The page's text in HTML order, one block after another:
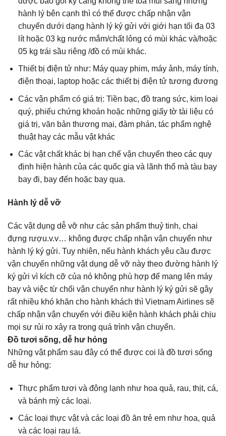
hành lý bên cạnh thì có thể được chấp nhận vận
chuyển dưới dạng hành lý ký gửi với giới hạn tối đa 03
lít hoặc 03 kg nước mắm/chất lỏng có mùi khác và/hoặc
05 kg trái sầu riêng /đồ có mùi khác.
Thiết bị điện tử như: Máy quay phim, máy ảnh, máy tính,
điện thoại, laptop hoặc các thiết bị điện tử tương đương
Các vận phẩm có giá trị: Tiền bạc, đồ trang sức, kim loại
quý, phiếu chứng khoán hoặc những giấy tờ tài liệu có
giá trị, văn bản thương mại, đàm phán, tác phẩm nghệ
thuật hay các mẫu vật khác
Các vật chất khác bị hạn chế vận chuyển theo các quy
định hiện hành của các quốc gia và lãnh thổ mà tàu bay
bay đi, bay đến hoặc bay qua.
Hành lý dễ vỡ
Các vật dụng dễ vỡ như các sản phẩm thuỷ tinh, chai
đựng rượu.v.v… không được chấp nhận vận chuyển như
hành lý ký gửi. Tuy nhiên, nếu hành khách yêu cầu được
vận chuyển những vật dụng dễ vỡ này theo đường hành lý
ký gửi vì kích cỡ của nó không phù hợp để mang lên máy
bay và việc từ chối vận chuyển như hành lý ký gửi sẽ gây
rất nhiều khó khăn cho hành khách thì Vietnam Airlines sẽ
chấp nhận vận chuyển với điều kiện hành khách phải chịu
mọi sự rủi ro xảy ra trong quá trình vận chuyển.
Đồ tươi sống, dễ hư hỏng
Những vật phẩm sau đây có thể được coi là đồ tươi sống
dễ hư hỏng:
Thực phẩm tươi và đông lạnh như hoa quả, rau, thịt, cá,
và bánh mỳ các loại.
Các loại thực vật và các loại đồ ăn trẻ em như hoa, quả
và các loại rau lá.